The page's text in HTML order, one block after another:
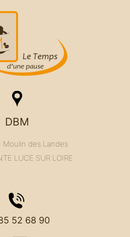
DBM
Moulin des Landes
LUCE SUR LOIRE
52 68 90